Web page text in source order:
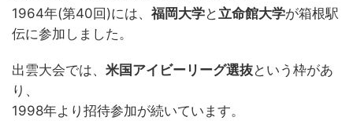
1964年(第40回)には、 福岡大学と立命館大学が箱根駅
伝に参加しました。
出雲大会では、 米国アイビーリーグ選抜という枠があ
り、
1998年より招待参加が続いています。